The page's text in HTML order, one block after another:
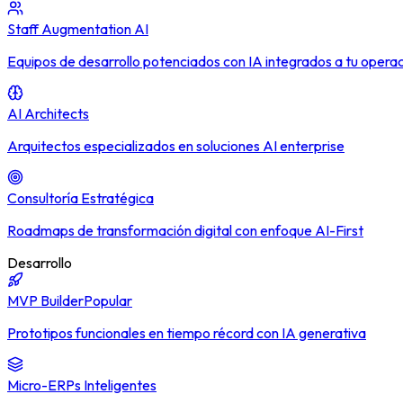
Staff Augmentation AI
Equipos de desarrollo potenciados con IA integrados a tu
AI Architects
Arquitectos especializados en soluciones AI enterprise
Consultoría Estratégica
Roadmaps de transformación digital con enfoque AI-First
Desarrollo
MVP BuilderPopular
Prototipos funcionales en tiempo récord con IA generativa
Micro-ERPs Inteligentes